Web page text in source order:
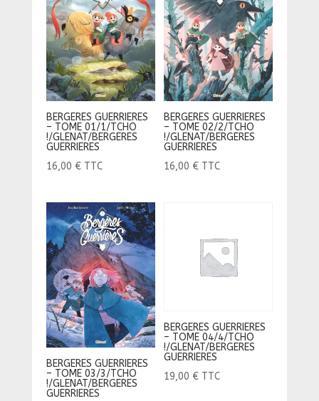
BERGERES GUERRIERES
– TOME 01/1/TCHO
!/GLENAT/BERGERES
GUERRIERES
16,00 € TTC
BERGERES GUERRIERES
– TOME 02/2/TCHO
!/GLENAT/BERGERES
GUERRIERES
16,00 € TTC
BERGERES GUERRIERES
– TOME 03/3/TCHO
!/GLENAT/BERGERES
GUERRIERES
BERGERES GUERRIERES
– TOME 04/4/TCHO
!/GLENAT/BERGERES
GUERRIERES
19,00 € TTC